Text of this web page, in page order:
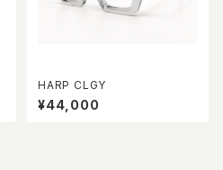
HARP CLGY
¥44,000